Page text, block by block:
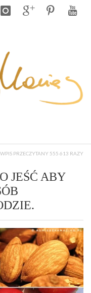
WPIS PRZECZYTANY 555 613 RAZY
JEŚĆ ABY